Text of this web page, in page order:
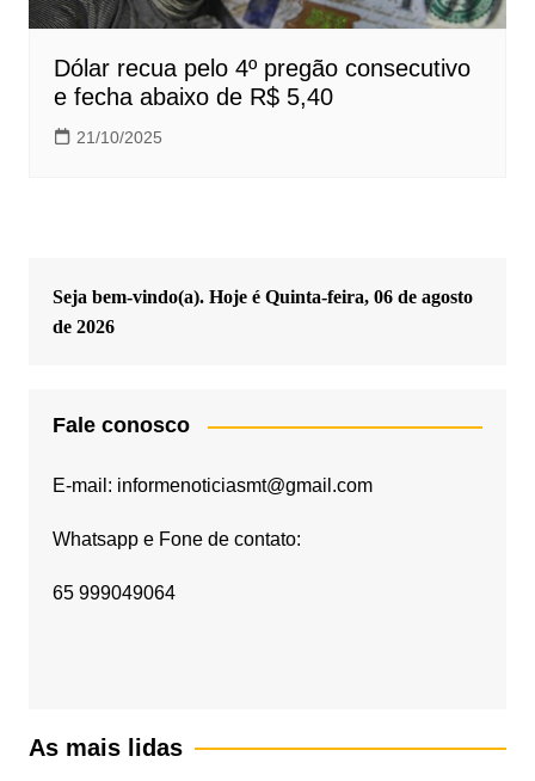
Dólar recua pelo 4º pregão consecutivo
e fecha abaixo de R$ 5,40
21/10/2025
Seja bem-vindo(a). Hoje é Quinta-feira, 06 de agosto
de 2026
Fale conosco
E-mail: informenoticiasmt@gmail.com
Whatsapp e Fone de contato:
65 999049064
As mais lidas